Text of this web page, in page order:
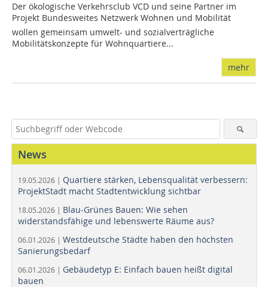
Der ökologische Verkehrsclub VCD und seine Partner im
Projekt Bundesweites Netzwerk Wohnen und Mobilität
wollen gemeinsam umwelt- und sozialverträgliche
Mobilitätskonzepte für Wohnquartiere...
mehr
News
19.05.2026 | Quartiere stärken, Lebensqualität verbessern:
ProjektStadt macht Stadtentwicklung sichtbar
18.05.2026 | Blau-Grünes Bauen: Wie sehen
widerstandsfähige und lebenswerte Räume aus?
06.01.2026 | Westdeutsche Städte haben den höchsten
Sanierungsbedarf
06.01.2026 | Gebäudetyp E: Einfach bauen heißt digital
bauen